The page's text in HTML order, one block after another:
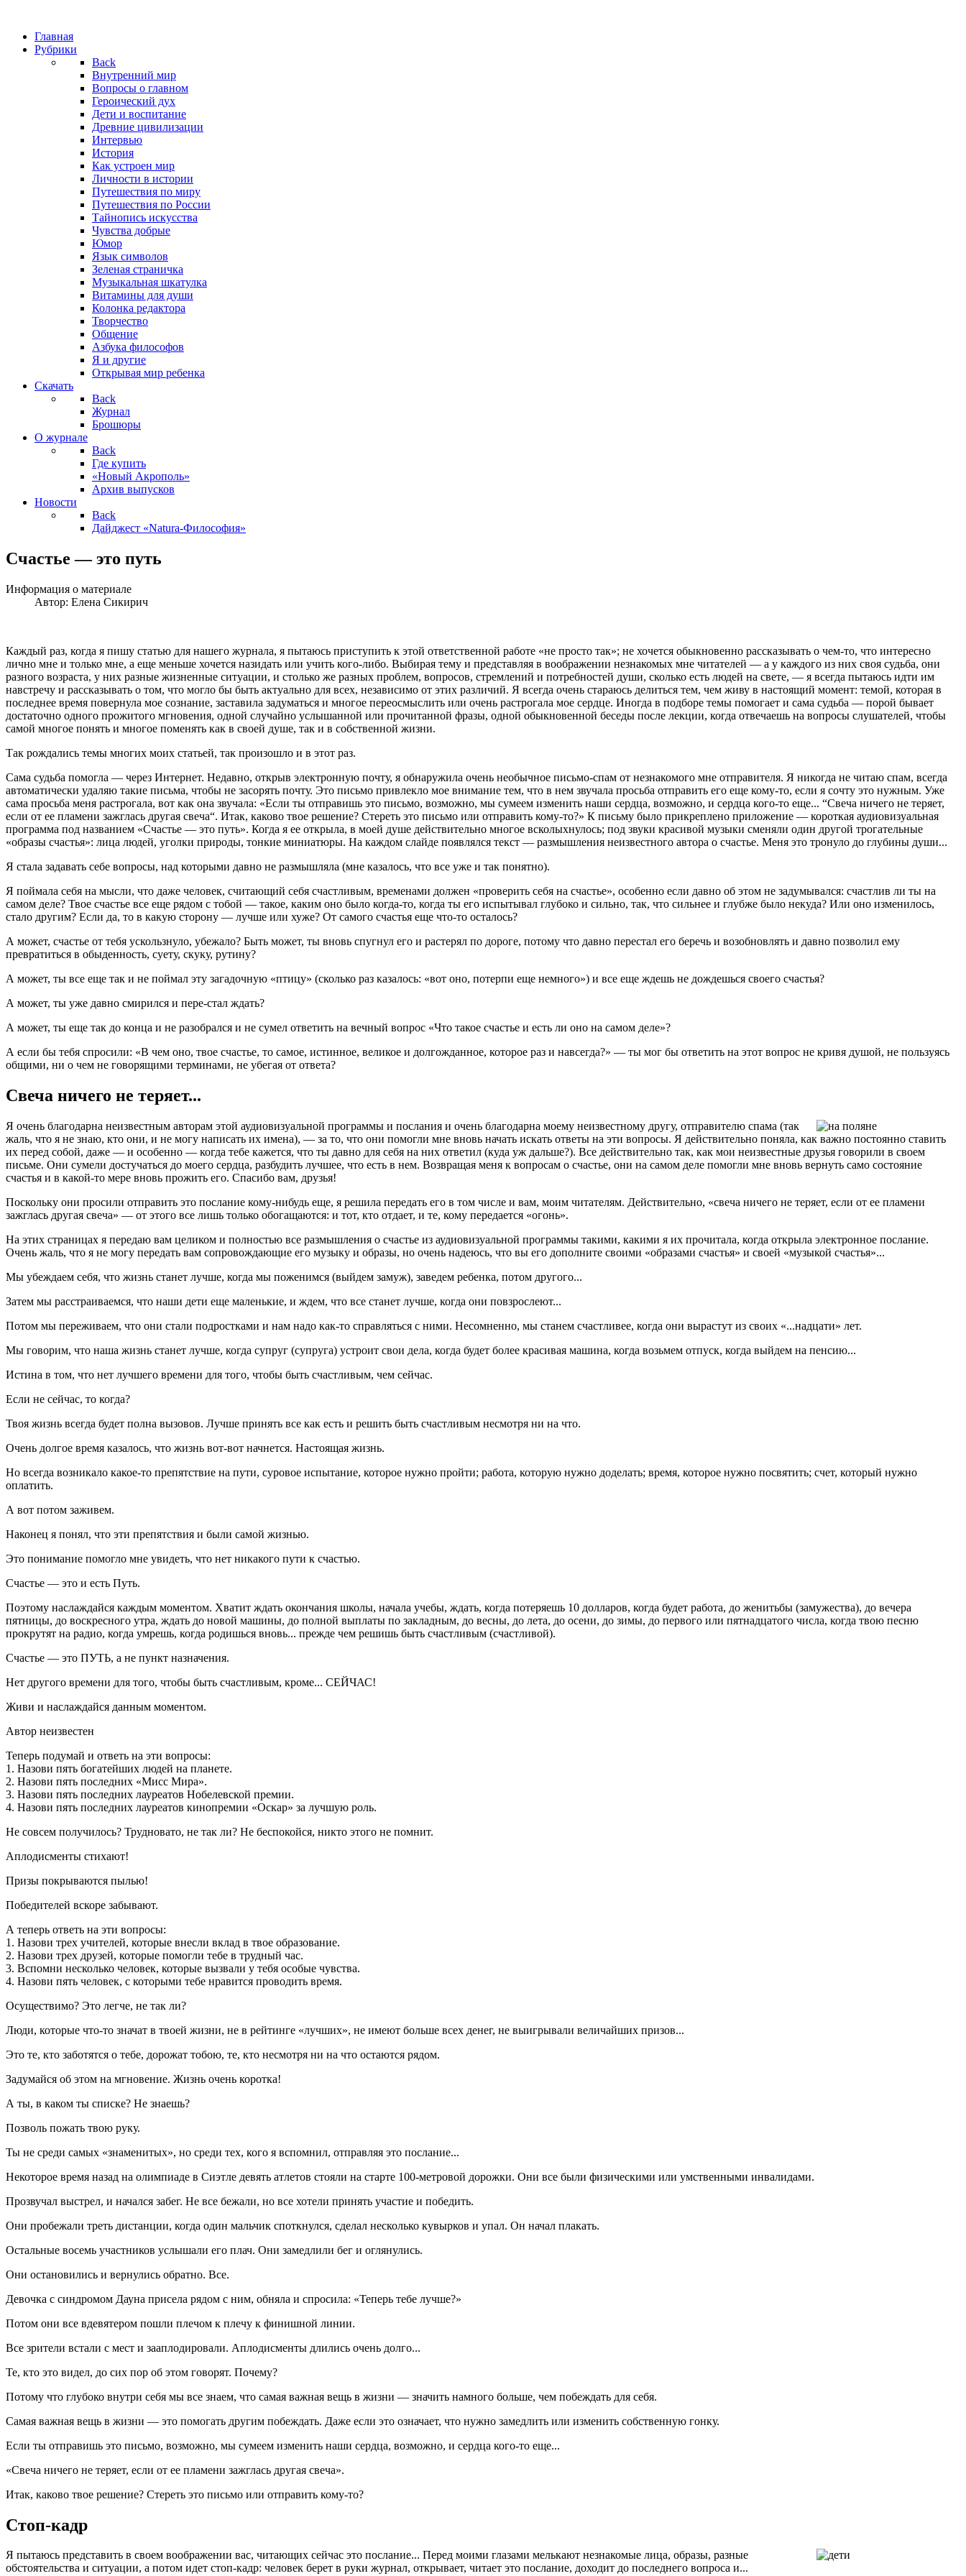
Главная
Рубрики
Back
Внутренний мир
Вопросы о главном
Героический дух
Дети и воспитание
Древние цивилизации
Интервью
История
Как устроен мир
Личности в истории
Путешествия по миру
Путешествия по России
Тайнопись искусства
Чувства добрые
Юмор
Язык символов
Зеленая страничка
Музыкальная шкатулка
Витамины для души
Колонка редактора
Творчество
Общение
Азбука философов
Я и другие
Открывая мир ребенка
Скачать
Back
Журнал
Брошюры
О журнале
Back
Где купить
«Новый Акрополь»
Архив выпусков
Новости
Back
Дайджест «Natura-Философия»
Счастье — это путь
Информация о материале
Автор: Елена Сикирич
Каждый раз, когда я пишу статью для нашего журнала, я пытаюсь приступить к этой ответственной работе «не просто так»; не хочется обыкновенно рассказывать о чем-то, что интересно
лично мне и только мне, а еще меньше хочется назидать или учить кого-либо. Выбирая тему и представляя в воображении незнакомых мне читателей — а у каждого из них своя судьба, они
разного возраста, у них разные жизненные ситуации, и столько же разных проблем, вопросов, стремлений и потребностей души, сколько есть людей на свете, — я всегда пытаюсь идти им
навстречу и рассказывать о том, что могло бы быть актуально для всех, независимо от этих различий. Я всегда очень стараюсь делиться тем, чем живу в настоящий момент: темой, которая в
последнее время повернула мое сознание, заставила задуматься и многое переосмыслить или очень растрогала мое сердце. Иногда в подборе темы помогает и сама судьба — порой бывает
достаточно одного прожитого мгновения, одной случайно услышанной или прочитанной фразы, одной обыкновенной беседы после лекции, когда отвечаешь на вопросы слушателей, чтобы
самой многое понять и многое поменять как в своей душе, так и в собственной жизни.
Так рождались темы многих моих статьей, так произошло и в этот раз.
Сама судьба помогла — через Интернет. Недавно, открыв электронную почту, я обнаружила очень необычное письмо-спам от незнакомого мне отправителя. Я никогда не читаю спам, всегда
автоматически удаляю такие письма, чтобы не засорять почту. Это письмо привлекло мое внимание тем, что в нем звучала просьба отправить его еще кому-то, если я сочту это нужным. Уже
сама просьба меня растрогала, вот как она звучала: «Если ты отправишь это письмо, возможно, мы сумеем изменить наши сердца, возможно, и сердца кого-то еще... “Свеча ничего не теряет,
если от ее пламени зажглась другая свеча“. Итак, каково твое решение? Стереть это письмо или отправить кому-то?» К письму было прикреплено приложение — короткая аудиовизуальная
программа под названием «Счастье — это путь». Когда я ее открыла, в моей душе действительно многое всколыхнулось; под звуки красивой музыки сменяли один другой трогательные
«образы счастья»: лица людей, уголки природы, тонкие миниатюры. На каждом слайде появлялся текст — размышления неизвестного автора о счастье. Меня это тронуло до глубины души...
Я стала задавать себе вопросы, над которыми давно не размышляла (мне казалось, что все уже и так понятно).
Я поймала себя на мысли, что даже человек, считающий себя счастливым, временами должен «проверить себя на счастье», особенно если давно об этом не задумывался: счастлив ли ты на
самом деле? Твое счастье все еще рядом с тобой — такое, каким оно было когда-то, когда ты его испытывал глубоко и сильно, так, что сильнее и глубже было некуда? Или оно изменилось,
стало другим? Если да, то в какую сторону — лучше или хуже? От самого счастья еще что-то осталось?
А может, счастье от тебя ускользнуло, убежало? Быть может, ты вновь спугнул его и растерял по дороге, потому что давно перестал его беречь и возобновлять и давно позволил ему
превратиться в обыденность, суету, скуку, рутину?
А может, ты все еще так и не поймал эту загадочную «птицу» (сколько раз казалось: «вот оно, потерпи еще немного») и все еще ждешь не дождешься своего счастья?
А может, ты уже давно смирился и пере-стал ждать?
А может, ты еще так до конца и не разобрался и не сумел ответить на вечный вопрос «Что такое счастье и есть ли оно на самом деле»?
А если бы тебя спросили: «В чем оно, твое счастье, то самое, истинное, великое и долгожданное, которое раз и навсегда?» — ты мог бы ответить на этот вопрос не кривя душой, не пользуясь
общими, ни о чем не говорящими терминами, не убегая от ответа?
Свеча ничего не теряет...
Я очень благодарна неизвестным авторам этой аудиовизуальной программы и послания и очень благодарна моему неизвестному другу, отправителю спама (так
жаль, что я не знаю, кто они, и не могу написать их имена), — за то, что они помогли мне вновь начать искать ответы на эти вопросы. Я действительно поняла, как важно постоянно ставить
их перед собой, даже — и особенно — когда тебе кажется, что ты давно для себя на них ответил (куда уж дальше?). Все действительно так, как мои неизвестные друзья говорили в своем
письме. Они сумели достучаться до моего сердца, разбудить лучшее, что есть в нем. Возвращая меня к вопросам о счастье, они на самом деле помогли мне вновь вернуть само состояние
счастья и в какой-то мере вновь прожить его. Спасибо вам, друзья!
Поскольку они просили отправить это послание кому-нибудь еще, я решила передать его в том числе и вам, моим читателям. Действительно, «свеча ничего не теряет, если от ее пламени
зажглась другая свеча» — от этого все лишь только обогащаются: и тот, кто отдает, и те, кому передается «огонь».
На этих страницах я передаю вам целиком и полностью все размышления о счастье из аудиовизуальной программы такими, какими я их прочитала, когда открыла электронное послание.
Очень жаль, что я не могу передать вам сопровождающие его музыку и образы, но очень надеюсь, что вы его дополните своими «образами счастья» и своей «музыкой счастья»...
Мы убеждаем себя, что жизнь станет лучше, когда мы поженимся (выйдем замуж), заведем ребенка, потом другого...
Затем мы расстраиваемся, что наши дети еще маленькие, и ждем, что все станет лучше, когда они повзрослеют...
Потом мы переживаем, что они стали подростками и нам надо как-то справляться с ними. Несомненно, мы станем счастливее, когда они вырастут из своих «...надцати» лет.
Мы говорим, что наша жизнь станет лучше, когда супруг (супруга) устроит свои дела, когда будет более красивая машина, когда возьмем отпуск, когда выйдем на пенсию...
Истина в том, что нет лучшего времени для того, чтобы быть счастливым, чем сейчас.
Если не сейчас, то когда?
Твоя жизнь всегда будет полна вызовов. Лучше принять все как есть и решить быть счастливым несмотря ни на что.
Очень долгое время казалось, что жизнь вот-вот начнется. Настоящая жизнь.
Но всегда возникало какое-то препятствие на пути, суровое испытание, которое нужно пройти; работа, которую нужно доделать; время, которое нужно посвятить; счет, который нужно
оплатить.
А вот потом заживем.
Наконец я понял, что эти препятствия и были самой жизнью.
Это понимание помогло мне увидеть, что нет никакого пути к счастью.
Счастье — это и есть Путь.
Поэтому наслаждайся каждым моментом. Хватит ждать окончания школы, начала учебы, ждать, когда потеряешь 10 долларов, когда будет работа, до женитьбы (замужества), до вечера
пятницы, до воскресного утра, ждать до новой машины, до полной выплаты по закладным, до весны, до лета, до осени, до зимы, до первого или пятнадцатого числа, когда твою песню
прокрутят на радио, когда умрешь, когда родишься вновь... прежде чем решишь быть счастливым (счастливой).
Счастье — это ПУТЬ, а не пункт назначения.
Нет другого времени для того, чтобы быть счастливым, кроме... СЕЙЧАС!
Живи и наслаждайся данным моментом.
Автор неизвестен
Теперь подумай и ответь на эти вопросы:
1. Назови пять богатейших людей на планете.
2. Назови пять последних «Мисс Мира».
3. Назови пять последних лауреатов Нобелевской премии.
4. Назови пять последних лауреатов кинопремии «Оскар» за лучшую роль.
Не совсем получилось? Трудновато, не так ли? Не беспокойся, никто этого не помнит.
Аплодисменты стихают!
Призы покрываются пылью!
Победителей вскоре забывают.
А теперь ответь на эти вопросы:
1. Назови трех учителей, которые внесли вклад в твое образование.
2. Назови трех друзей, которые помогли тебе в трудный час.
3. Вспомни несколько человек, которые вызвали у тебя особые чувства.
4. Назови пять человек, с которыми тебе нравится проводить время.
Осуществимо? Это легче, не так ли?
Люди, которые что-то значат в твоей жизни, не в рейтинге «лучших», не имеют больше всех денег, не выигрывали величайших призов...
Это те, кто заботятся о тебе, дорожат тобою, те, кто несмотря ни на что остаются рядом.
Задумайся об этом на мгновение. Жизнь очень коротка!
А ты, в каком ты списке? Не знаешь?
Позволь пожать твою руку.
Ты не среди самых «знаменитых», но среди тех, кого я вспомнил, отправляя это послание...
Некоторое время назад на олимпиаде в Сиэтле девять атлетов стояли на старте 100-метровой дорожки. Они все были физическими или умственными инвалидами.
Прозвучал выстрел, и начался забег. Не все бежали, но все хотели принять участие и победить.
Они пробежали треть дистанции, когда один мальчик споткнулся, сделал несколько кувырков и упал. Он начал плакать.
Остальные восемь участников услышали его плач. Они замедлили бег и оглянулись.
Они остановились и вернулись обратно. Все.
Девочка с синдромом Дауна присела рядом с ним, обняла и спросила: «Теперь тебе лучше?»
Потом они все вдевятером пошли плечом к плечу к финишной линии.
Все зрители встали с мест и зааплодировали. Аплодисменты длились очень долго...
Те, кто это видел, до сих пор об этом говорят. Почему?
Потому что глубоко внутри себя мы все знаем, что самая важная вещь в жизни — значить намного больше, чем побеждать для себя.
Самая важная вещь в жизни — это помогать другим побеждать. Даже если это означает, что нужно замедлить или изменить собственную гонку.
Если ты отправишь это письмо, возможно, мы сумеем изменить наши сердца, возможно, и сердца кого-то еще...
«Свеча ничего не теряет, если от ее пламени зажглась другая свеча».
Итак, каково твое решение? Стереть это письмо или отправить кому-то?
Стоп-кадр
Я пытаюсь представить в своем воображении вас, читающих сейчас это послание... Перед моими глазами мелькают незнакомые лица, образы, разные
обстоятельства и ситуации, а потом идет стоп-кадр: человек берет в руки журнал, открывает, читает это послание, доходит до последнего вопроса и...